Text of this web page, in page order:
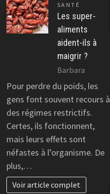
SANTÉ
Les super-
aliments
aident-ils à
maigrir ?
Barbara
Pour perdre du poids, les
gens font souvent recours à
des régimes restrictifs.
Certes, ils fonctionnent,
mais leurs effets sont
néfastes à l’organisme. De
plus,…
Voir article complet